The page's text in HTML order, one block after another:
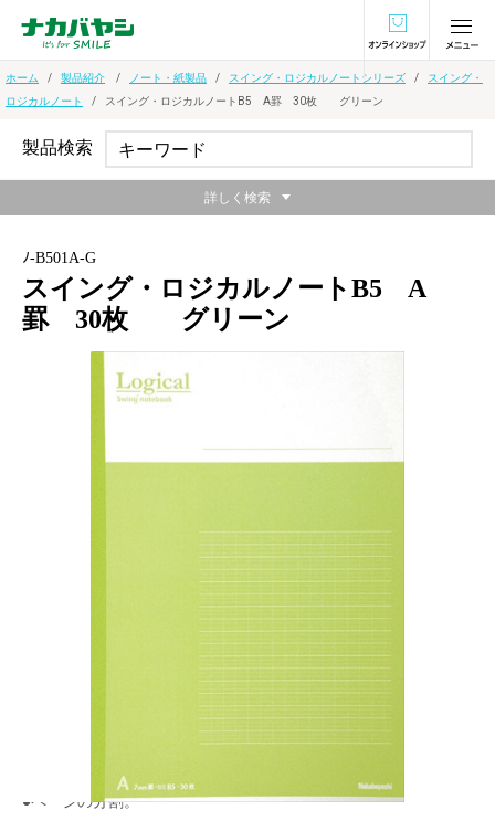
オンラインショ
ホーム 製品紹介 ノート・紙製品 スイング・ロジカルノートシリーズ
スイング・
ロジカルノート
スイング・ロジカルノートB5 A罫 30枚 グリーン
ﾉ-B501A-G
スイング・ロジカルノートB5 A
罫 30枚 グリーン
ナカバヤシのエシカル環境保全・社会貢献製品
ロジカルA罫（7mm）
4つの特徴で使いやすい！！文章を美しく見せるなら「ロジカル
●図、表の作成
●ページの分割。
製品検索
詳しく検索